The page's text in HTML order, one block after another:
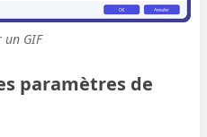
un GIF
paramètres de